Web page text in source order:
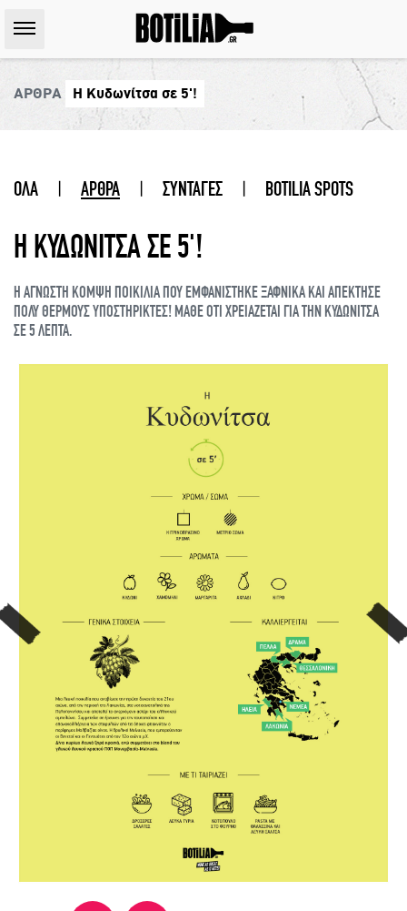
ΑΡΘΡΑ Η Κυδωνίτσα σε 5'!
ΟΛΑ | ΑΡΘΡΑ | ΣΥΝΤΑΓΕΣ | BOTILIA SPOTS
Η ΚΥΔΩΝΙΤΣΑ ΣΕ 5'!
Η ΑΓΝΩΣΤΗ ΚΟΜΨΗ ΠΟΙΚΙΛΙΑ ΠΟΥ ΕΜΦΑΝΙΣΤΗΚΕ ΞΑΦΝΙΚΑ ΚΑΙ ΑΠΕΚΤΗΣΕ
ΠΟΛΥ ΘΕΡΜΟΥΣ ΥΠΟΣΤΗΡΙΚΤΕΣ! ΜΑΘΕ ΟΤΙ ΧΡΕΙΑΖΕΤΑΙ ΓΙΑ ΤΗΝ ΚΥΔΩΝΙΤΣΑ
ΣΕ 5 ΛΕΠΤΑ.